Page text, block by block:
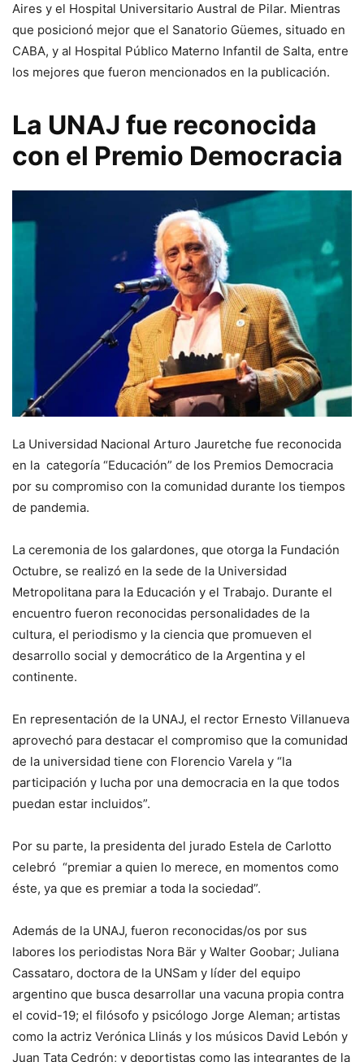
Aires y el Hospital Universitario Austral de Pilar. Mientras
que posicionó mejor que el Sanatorio Güemes, situado en
CABA, y al Hospital Público Materno Infantil de Salta, entre
los mejores que fueron mencionados en la publicación.
La UNAJ fue reconocida
con el Premio Democracia
La Universidad Nacional Arturo Jauretche fue reconocida
en la categoría “Educación” de los Premios Democracia
por su compromiso con la comunidad durante los tiempos
de pandemia.
La ceremonia de los galardones, que otorga la Fundación
Octubre, se realizó en la sede de la Universidad
Metropolitana para la Educación y el Trabajo. Durante el
encuentro fueron reconocidas personalidades de la
cultura, el periodismo y la ciencia que promueven el
desarrollo social y democrático de la Argentina y el
continente.
En representación de la UNAJ, el rector Ernesto Villanueva
aprovechó para destacar el compromiso que la comunidad
de la universidad tiene con Florencio Varela y “la
participación y lucha por una democracia en la que todos
puedan estar incluidos”.
Por su parte, la presidenta del jurado Estela de Carlotto
celebró “premiar a quien lo merece, en momentos como
éste, ya que es premiar a toda la sociedad”.
Además de la UNAJ, fueron reconocidas/os por sus
labores los periodistas Nora Bär y Walter Goobar; Juliana
Cassataro, doctora de la UNSam y líder del equipo
argentino que busca desarrollar una vacuna propia contra
el covid-19; el filósofo y psicólogo Jorge Aleman; artistas
como la actriz Verónica Llinás y los músicos David Lebón y
Juan Tata Cedrón; y deportistas como las integrantes de la